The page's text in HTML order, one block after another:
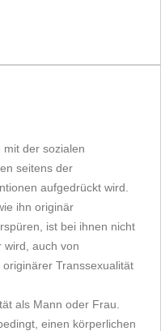
mit der sozialen
seitens der
aufgedrückt wird.
ihn originär
ist bei ihnen nicht
wird, auch von
Transsexualität
als Mann oder Frau.
einen körperlichen